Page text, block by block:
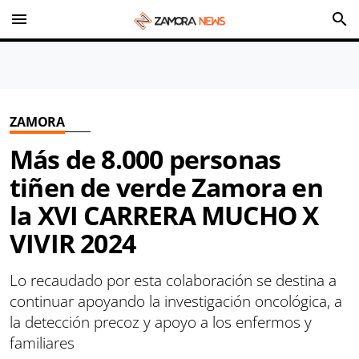
menu search
ZAMORA
Más de 8.000 personas
tiñen de verde Zamora en
la XVI CARRERA MUCHO X
VIVIR 2024
Lo recaudado por esta colaboración se destina a
continuar apoyando la investigación oncológica, a
la detección precoz y apoyo a los enfermos y
familiares